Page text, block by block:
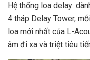
Hệ thống loa delay:
4 tháp Delay Tower,
loa mới nhất của L-
âm đi xa và triệt tiêu